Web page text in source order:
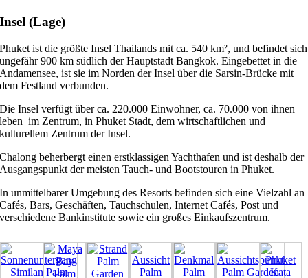
Insel (Lage)
Phuket ist die größte Insel Thailands mit ca. 540 km², und befindet sich
ungefähr 900 km südlich der Hauptstadt Bangkok. Eingebettet in die
Andamensee, ist sie im Norden der Insel über die Sarsin-Brücke mit
dem Festland verbunden.
Die Insel verfügt über ca. 220.000 Einwohner, ca. 70.000 von ihnen
leben im Zentrum, in Phuket Stadt, dem wirtschaftlichen und
kulturellem Zentrum der Insel.
Chalong beherbergt einen erstklassigen Yachthafen und ist deshalb der
Ausgangspunkt der meisten Tauch- und Bootstouren in Phuket.
In unmittelbarer Umgebung des Resorts befinden sich eine Vielzahl an
Cafés, Bars, Geschäften, Tauchschulen, Internet Cafés, Post und
verschiedene Bankinstitute sowie ein großes Einkaufszentrum.